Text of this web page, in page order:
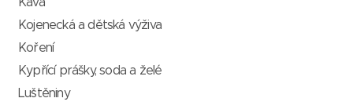
Káva
Kojenecká a dětská výživa
Koření
Kypřící prášky, soda a želé
Luštěniny